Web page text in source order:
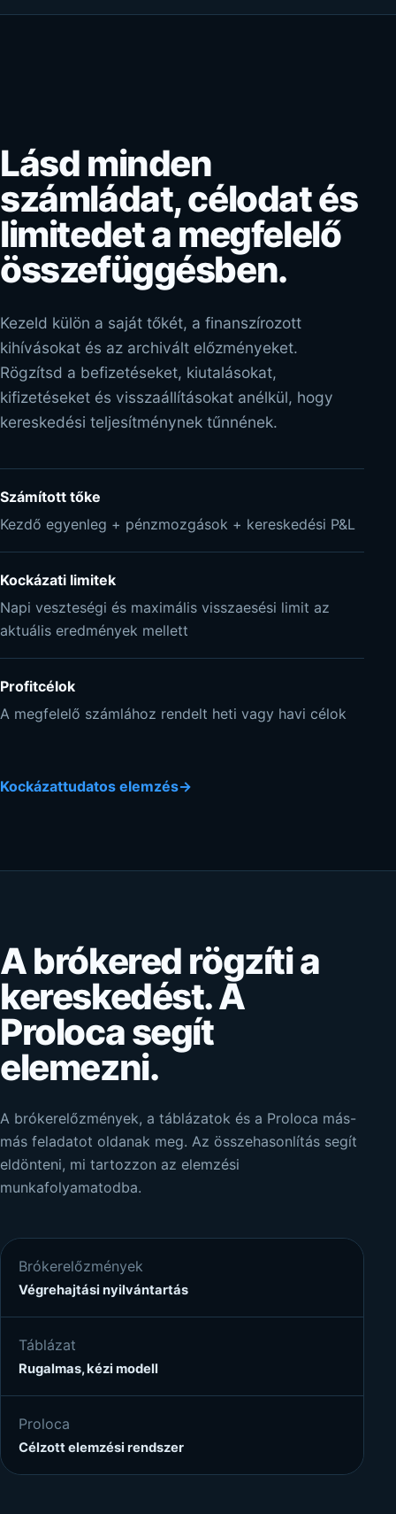
Lásd minden
számládat, célodat és
limitedet a megfelelő
összefüggésben.
Kezeld külön a saját tőkét, a finanszírozott
kihívásokat és az archivált előzményeket.
Rögzítsd a befizetéseket, kiutalásokat,
kifizetéseket és visszaállításokat anélkül, hogy
kereskedési teljesítménynek tűnnének.
Számított tőke
Kezdő egyenleg + pénzmozgások + kereskedési P&L
Kockázati limitek
Napi veszteségi és maximális visszaesési limit az
aktuális eredmények mellett
Profitcélok
A megfelelő számlához rendelt heti vagy havi célok
Kockázattudatos elemzés→
A brókered rögzíti a
kereskedést. A
Proloca segít
elemezni.
A brókerelőzmények, a táblázatok és a Proloca más-
más feladatot oldanak meg. Az összehasonlítás segít
eldönteni, mi tartozzon az elemzési
munkafolyamatodba.
Brókerelőzmények
Végrehajtási nyilvántartás
Táblázat
Rugalmas, kézi modell
Proloca
Célzott elemzési rendszer